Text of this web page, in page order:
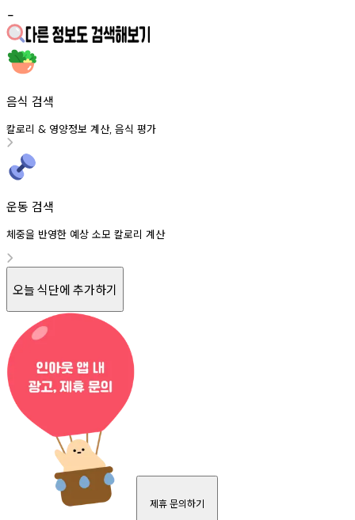
-
음식 검색
칼로리 & 영양정보 계산, 음식 평가
운동 검색
체중을 반영한 예상 소모 칼로리 계산
오늘 식단에 추가하기
제휴 문의하기